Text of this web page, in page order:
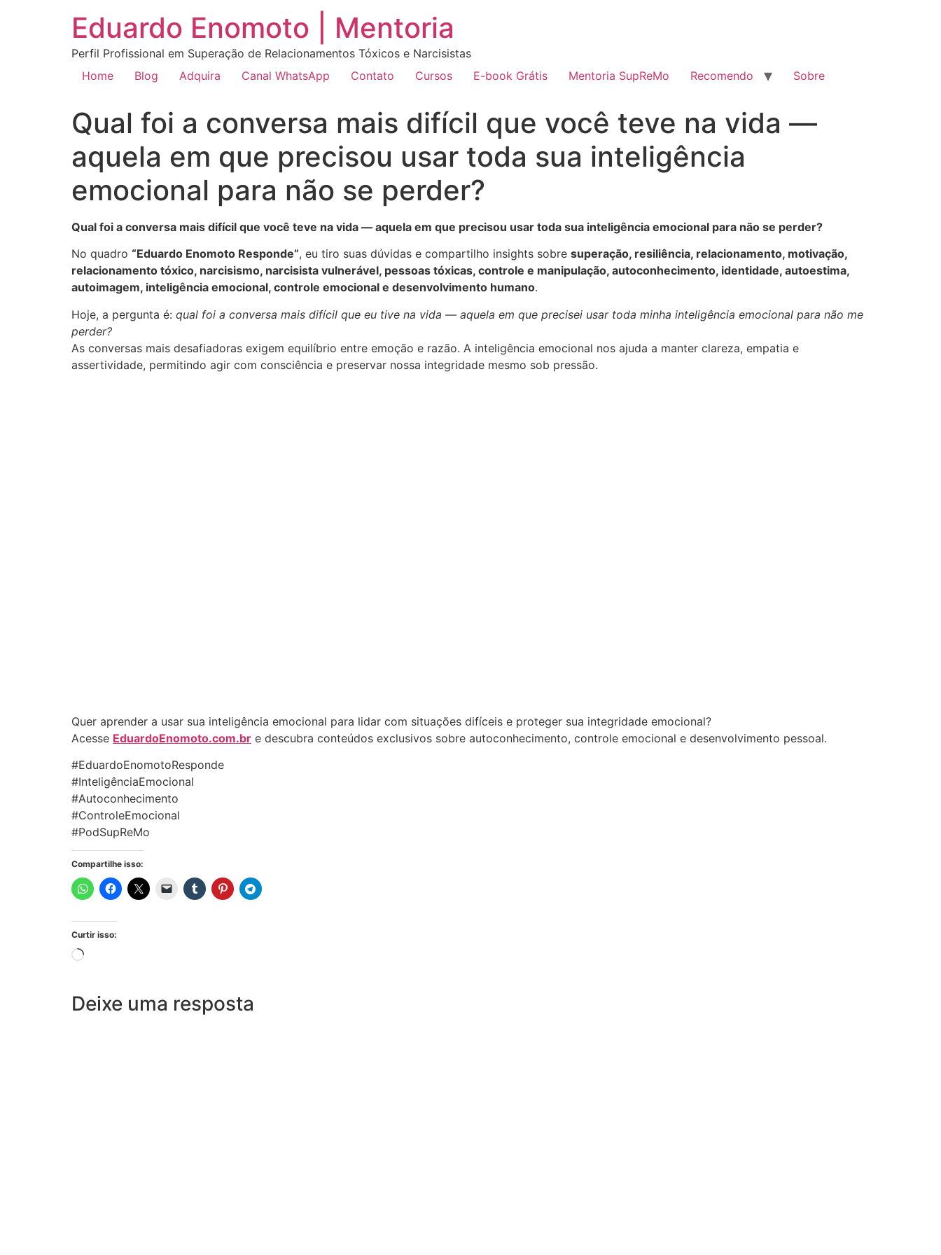
Eduardo Enomoto | Mentoria
Perfil Profissional em Superação de Relacionamentos Tóxicos e Narcisistas
Home
Blog Adquira Canal WhatsApp Contato Cursos E-book Grátis Mentoria SupReMo Recomendo Sobre
Qual foi a conversa mais difícil que você teve na vida —
aquela em que precisou usar toda sua inteligência
emocional para não se perder?
Qual foi a conversa mais difícil que você teve na vida — aquela em que precisou usar toda sua inteligência emocional para não se perder?
No quadro “Eduardo Enomoto Responde”, eu tiro suas dúvidas e compartilho insights sobre superação, resiliência, relacionamento, motivação,
relacionamento tóxico, narcisismo, narcisista vulnerável, pessoas tóxicas, controle e manipulação, autoconhecimento, identidade, autoestima,
autoimagem, inteligência emocional, controle emocional e desenvolvimento humano.
Hoje, a pergunta é: qual foi a conversa mais difícil que eu tive na vida — aquela em que precisei usar toda minha inteligência emocional para não me
perder?
As conversas mais desafiadoras exigem equilíbrio entre emoção e razão. A inteligência emocional nos ajuda a manter clareza, empatia e
assertividade, permitindo agir com consciência e preservar nossa integridade mesmo sob pressão.
Quer aprender a usar sua inteligência emocional para lidar com situações difíceis e proteger sua integridade emocional?
Acesse EduardoEnomoto.com.br e descubra conteúdos exclusivos sobre autoconhecimento, controle emocional e desenvolvimento pessoal.
#EduardoEnomotoResponde
#InteligênciaEmocional
#Autoconhecimento
#ControleEmocional
#PodSupReMo
Compartilhe isso:
Curtir isso:
Deixe uma resposta